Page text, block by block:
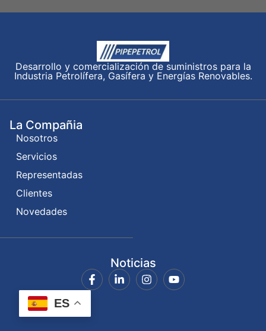
Desarrollo y comercialización de suministros para la
Industria Petrolífera, Gasífera y Energías Renovables.
La Compañia
Nosotros
Servicios
Representadas
Clientes
Novedades
Noticias
ES